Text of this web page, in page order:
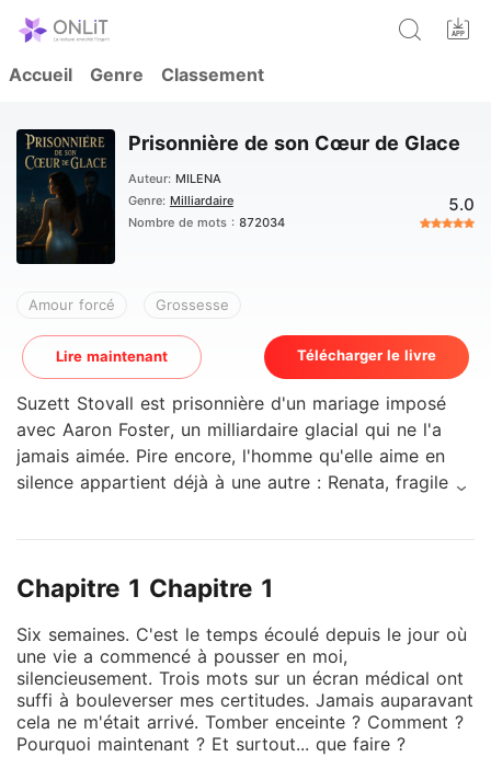
Accueil Genre Classement
Prisonnière de son Cœur de Glace
Auteur: MILENA
Genre: Milliardaire
Nombre de mots : 872034
5.0
Amour forcé Grossesse
Lire maintenant Télécharger le livre
Suzett Stovall est prisonnière d'un mariage imposé
avec Aaron Foster, un milliardaire glacial qui ne l'a
jamais aimée. Pire encore, l'homme qu'elle aime en
silence appartient déjà à une autre : Renata, fragile en
malédiction ? Aaron l'accusera-t-il de vouloir
à son tour attendre un enfant d'Aaron, la rivalité
atteint son apogée. Une chute dramatique, une fausse
couche, et soudain Suzett est désignée coupable.
Mais est-elle réellement responsable ? Ou bien Renata
cache-t-elle une vérité plus sombre ? Déchirée entre
Chapitre 1 Chapitre 1
Six semaines. C'est le temps écoulé depuis le jour où
une vie a commencé à pousser en moi,
silencieusement. Trois mots sur un écran médical ont
suffi à bouleverser mes certitudes. Jamais auparavant
cela ne m'était arrivé. Tomber enceinte ? Comment ?
Pourquoi maintenant ? Et surtout... que faire ?